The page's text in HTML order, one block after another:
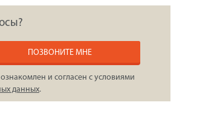
ПОЗВОНИТЕ МНЕ
и согласен с условиями
данных.